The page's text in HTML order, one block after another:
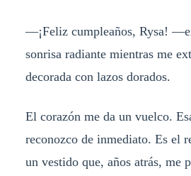
—¡Feliz cumpleaños, Rysa!
sonrisa radiante mientras me
decorada con lazos dorados.
El corazón me da un vuelco.
reconozco de inmediato. Es el
un vestido que, años atrás, me